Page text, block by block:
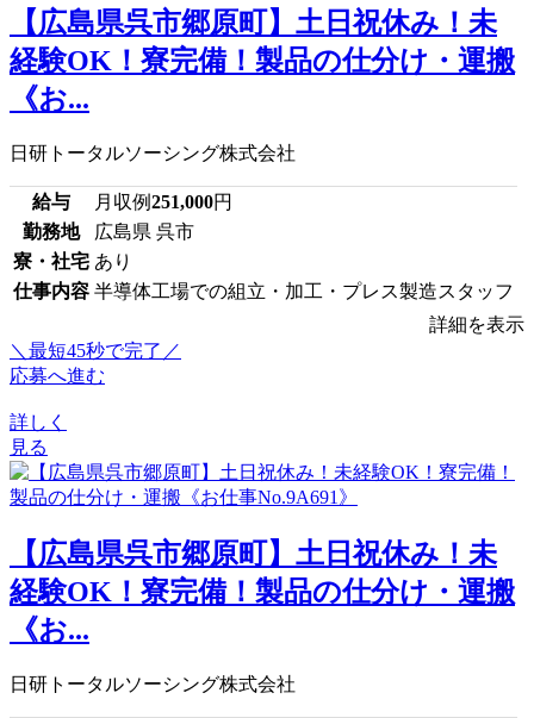
【広島県呉市郷原町】土日祝休み！未
経験OK！寮完備！製品の仕分け・運搬
《お...
日研トータルソーシング株式会社
給与 月収例251,000円
勤務地
広島県 呉市
寮・社宅 あり
仕事内容 半導体工場での組立・加工・プレス製造スタッフ
詳細を表示
＼最短45秒で完了／
応募へ進む
詳しく
見る
【広島県呉市郷原町】土日祝休み！未
経験OK！寮完備！製品の仕分け・運搬
《お...
日研トータルソーシング株式会社